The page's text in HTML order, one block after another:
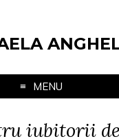
MENU
iubitorii